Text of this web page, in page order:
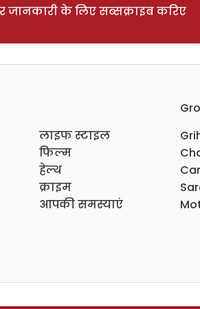
जानकारी के लिए सब्सक्राइब करिए
लाइफ स्टाइल
फिल्म
हेल्थ
क्राइम
आपकी समस्याएं